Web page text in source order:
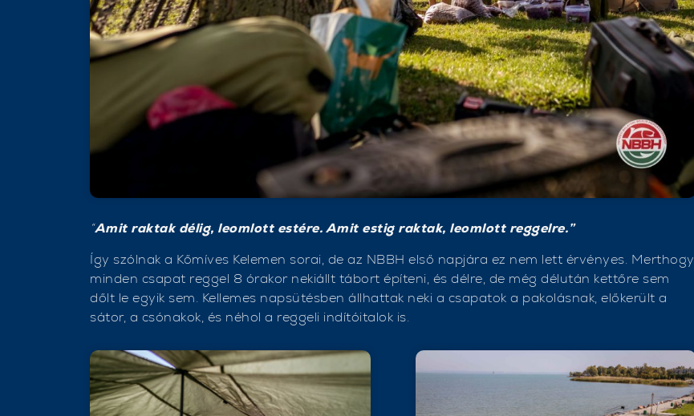
“Amit raktak délig, leomlott estére. Amit estig raktak, leomlott reggelre.”
Így szólnak a Kőmíves Kelemen sorai, de az NBBH első napjára ez nem lett érvényes. Merthogy
minden csapat reggel 8 órakor nekiállt tábort építeni, és délre, de még délután kettőre sem
dőlt le egyik sem. Kellemes napsütésben állhattak neki a csapatok a pakolásnak, előkerült a
sátor, a csónakok, és néhol a reggeli indítóitalok is.